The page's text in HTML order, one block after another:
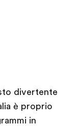
divertente
è proprio
in